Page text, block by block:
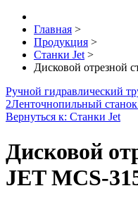
Главная >
Продукция >
Станки Jet >
Дисковой отрезной
Ручной гидравлический
2Ленточнопильный
Вернуться к: Станки Jet
Дисковой
JET MCS-